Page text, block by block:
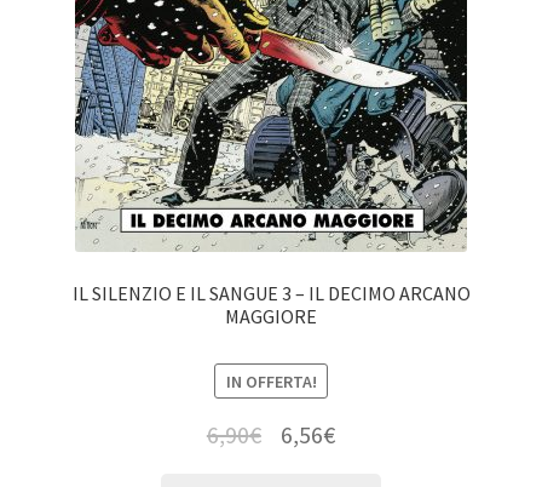
IL SILENZIO E IL SANGUE 3 – IL DECIMO ARCANO
MAGGIORE
IN OFFERTA!
6,90€ 6,56€